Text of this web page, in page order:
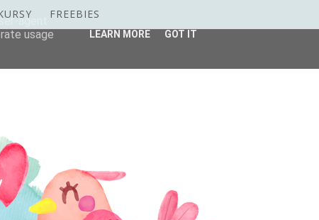
FREEBIES
agent
usage
LEARN MORE GOT IT